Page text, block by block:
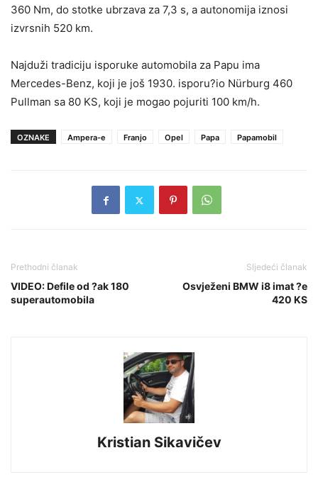
360 Nm, do stotke ubrzava za 7,3 s, a autonomija iznosi
izvrsnih 520 km.
Najduži tradiciju isporuke automobila za Papu ima
Mercedes-Benz, koji je još 1930. isporu?io Nürburg 460
Pullman sa 80 KS, koji je mogao pojuriti 100 km/h.
OZNAKE Ampera-e Franjo Opel Papa Papamobil
Prethodni članak
VIDEO: Defile od ?ak 180
superautomobila
Sljedeći članak
Osvježeni BMW i8 imat ?e
420 KS
Kristian Sikavičev